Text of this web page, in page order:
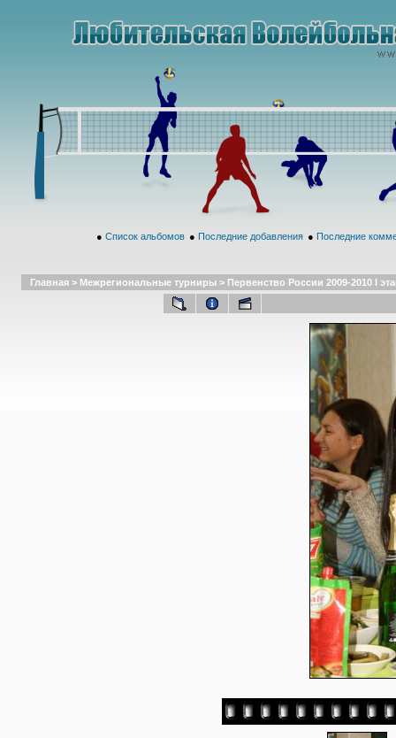
● Список альбомов ● Последние добавления ● Последние
Главная > Межрегиональные турниры > Первенство России 2009-2010 I